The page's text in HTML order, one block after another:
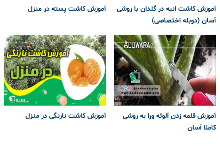
آموزش کاشت انبه در گلدان با روشی
آسان (دوبله اختصاصی)
آموزش کاشت پسته در منزل
آموزش قلمه زدن آلوئه ورا به روشی
کاملا آسان
آموزش کاشت نارنگی در منزل